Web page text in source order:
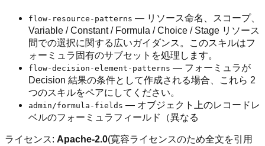
flow-resource-patterns — リソース命名、スコープ、
Variable / Constant / Formula / Choice / Stage リソース
間での選択に関する広いガイダンス。このスキルはフ
ォーミュラ固有のサブセットを処理します。
flow-decision-element-patterns — フォーミュラが
Decision 結果の条件として作成される場合、これら 2
つのスキルをペアにしてください。
admin/formula-fields — オブジェクト上のレコードレ
ベルのフォーミュラフィールド（異なる
ライセンス: Apache-2.0(寛容ライセンスのため全文を引用